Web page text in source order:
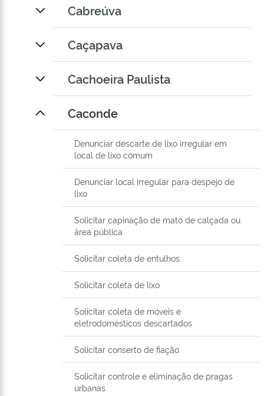
Cabreúva
Caçapava
Cachoeira Paulista
Caconde
Denunciar descarte de lixo irregular em
local de lixo comum
Denunciar local irregular para despejo de
lixo
Solicitar capinação de mato de calçada ou
área pública
Solicitar coleta de entulhos
Solicitar coleta de lixo
Solicitar coleta de móveis e
eletrodomésticos descartados
Solicitar conserto de fiação
Solicitar controle e eliminação de pragas
urbanas